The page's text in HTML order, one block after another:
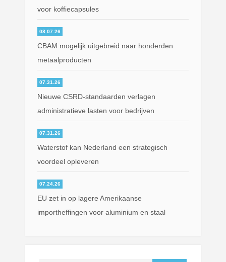
voor koffiecapsules
08.07.26
CBAM mogelijk uitgebreid naar honderden
metaalproducten
07.31.26
Nieuwe CSRD-standaarden verlagen
administratieve lasten voor bedrijven
07.31.26
Waterstof kan Nederland een strategisch
voordeel opleveren
07.24.26
EU zet in op lagere Amerikaanse
importheffingen voor aluminium en staal